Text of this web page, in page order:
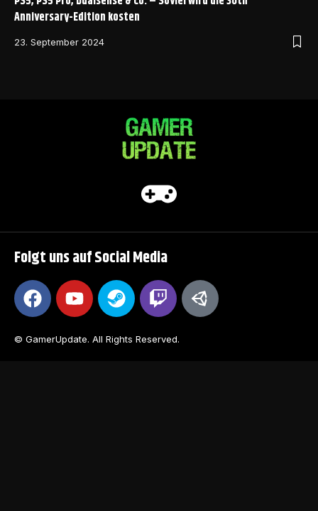
Anniversary-Edition kosten
23. September 2024
Folgt uns auf Social Media
© GamerUpdate. All Rights Reserved.